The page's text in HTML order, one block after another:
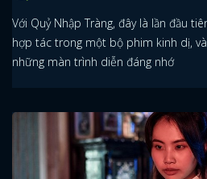
Với Quỷ Nhập Tràng, đây là lần đầu
hợp tác trong một bộ phim kinh dị,
những màn trình diễn đáng nhớ